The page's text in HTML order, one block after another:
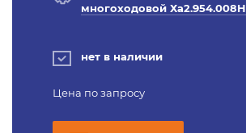
многоходовой Ха2.954.008Н
нет в наличии
Цена по запросу